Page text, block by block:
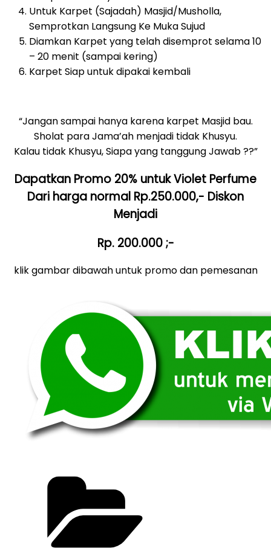
Untuk Karpet (Sajadah) Masjid/Musholla,
Semprotkan Langsung Ke Muka Sujud
Diamkan Karpet yang telah disemprot selama 10
– 20 menit (sampai kering)
Karpet Siap untuk dipakai kembali
“Jangan sampai hanya karena karpet Masjid bau.
Sholat para Jama’ah menjadi tidak Khusyu.
Kalau tidak Khusyu, Siapa yang tanggung Jawab ??”
Dapatkan Promo 20% untuk Violet Perfume
Dari harga normal Rp.250.000,- Diskon
Menjadi
Rp. 200.000 ;-
klik gambar dibawah untuk promo dan pemesanan